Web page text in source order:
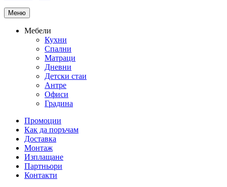
Меню
Мебели
Кухни
Спални
Матраци
Дневни
Детски стаи
Антре
Офиси
Градина
Промоции
Как да поръчам
Доставка
Монтаж
Изплащане
Партньори
Контакти